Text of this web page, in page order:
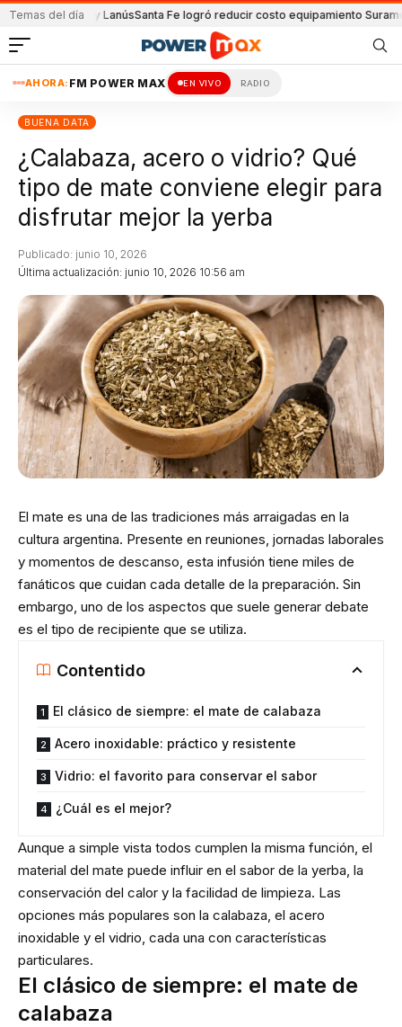
Temas del día
y LanúsSanta Fe logró reducir costo equipamiento Suramericanos
AHORA: FM POWER MAX EN VIVO RADIO
BUENA DATA
¿Calabaza, acero o vidrio? Qué
tipo de mate conviene elegir para
disfrutar mejor la yerba
Última actualización: junio 10, 2026 10:56 am
Publicado: junio 10, 2026
El mate es una de las tradiciones más arraigadas en la
cultura argentina. Presente en reuniones, jornadas laborales
y momentos de descanso, esta infusión tiene miles de
fanáticos que cuidan cada detalle de la preparación. Sin
embargo, uno de los aspectos que suele generar debate
es el tipo de recipiente que se utiliza.
Contentido
El clásico de siempre: el mate de calabaza
Acero inoxidable: práctico y resistente
Vidrio: el favorito para conservar el sabor
¿Cuál es el mejor?
Aunque a simple vista todos cumplen la misma función, el
material del mate puede influir en el sabor de la yerba, la
conservación del calor y la facilidad de limpieza. Las
opciones más populares son la calabaza, el acero
inoxidable y el vidrio, cada una con características
particulares.
El clásico de siempre: el mate de
calabaza